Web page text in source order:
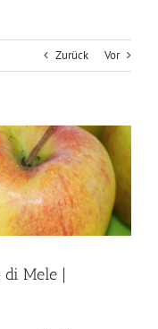
Zurück Vor
di Mele |